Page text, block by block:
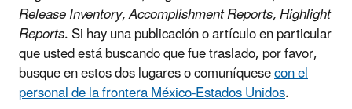
Release Inventory, Accomplishment Reports, Highlight
Reports. Si hay una publicación o artículo en particular
que usted está buscando que fue traslado, por favor,
busque en estos dos lugares o comuníquesecon el
personal de la frontera México-Estados Unidos.